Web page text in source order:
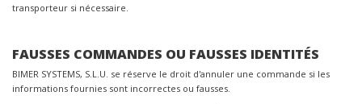
transporteur si nécessaire.
FAUSSES COMMANDES OU FAUSSES IDENTITÉS
BIMER SYSTEMS, S.L.U. se réserve le droit d'annuler une commande si les
informations fournies sont incorrectes ou fausses.